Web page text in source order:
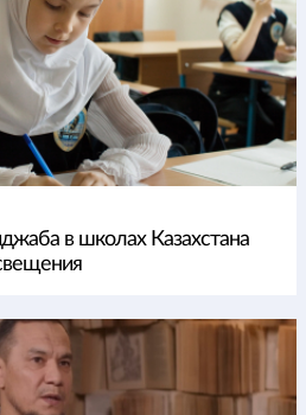
в школах Казахстана